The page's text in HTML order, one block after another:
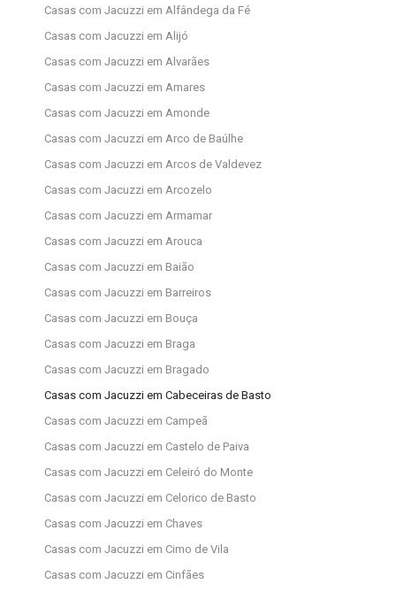
Casas com Jacuzzi em Alfândega da Fé
Casas com Jacuzzi em Alijó
Casas com Jacuzzi em Alvarães
Casas com Jacuzzi em Amares
Casas com Jacuzzi em Amonde
Casas com Jacuzzi em Arco de Baúlhe
Casas com Jacuzzi em Arcos de Valdevez
Casas com Jacuzzi em Arcozelo
Casas com Jacuzzi em Armamar
Casas com Jacuzzi em Arouca
Casas com Jacuzzi em Baião
Casas com Jacuzzi em Barreiros
Casas com Jacuzzi em Bouça
Casas com Jacuzzi em Braga
Casas com Jacuzzi em Bragado
Casas com Jacuzzi em Cabeceiras de Basto
Casas com Jacuzzi em Campeã
Casas com Jacuzzi em Castelo de Paiva
Casas com Jacuzzi em Celeiró do Monte
Casas com Jacuzzi em Celorico de Basto
Casas com Jacuzzi em Chaves
Casas com Jacuzzi em Cimo de Vila
Casas com Jacuzzi em Cinfães